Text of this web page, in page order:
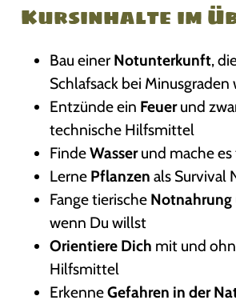
Kursinhalte im
Bau einer Notunterkunft,
Schlafsack bei
Entzünde ein Feuerund
technische Hilfsmittel
FindeWasserund mache es
Lerne Pflanzen als Survival
Fange tierische Notnahrung
wenn Du willst
Orientiere Dich mit und
Hilfsmittel
ErkenneGefahren in der